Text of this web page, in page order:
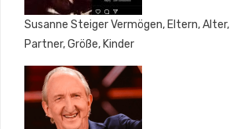
Susanne Steiger Vermögen, Eltern, Alter,
Partner, Größe, Kinder